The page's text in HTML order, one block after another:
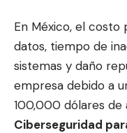
En México, el costo
datos, tiempo de
sistemas y daño
empresa debido a
100,000 dólares de
Ciberseguridad